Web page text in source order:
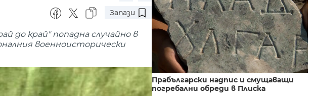
Запази
до край" попадна случайно в
военноисторически
Прабългарски надпис и смущаващи
погребални обреди в Плиска